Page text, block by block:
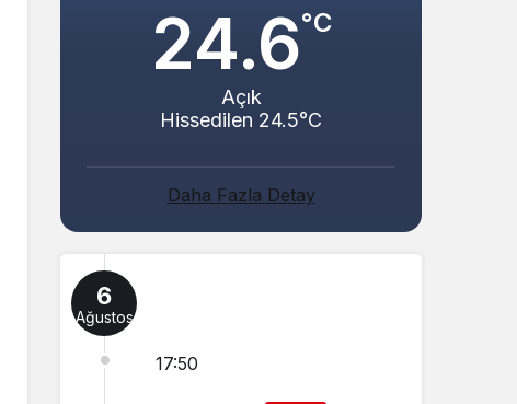
24.6°C
Açık
Hissedilen 24.5°C
Daha Fazla Detay
6
Ağustos
17:50